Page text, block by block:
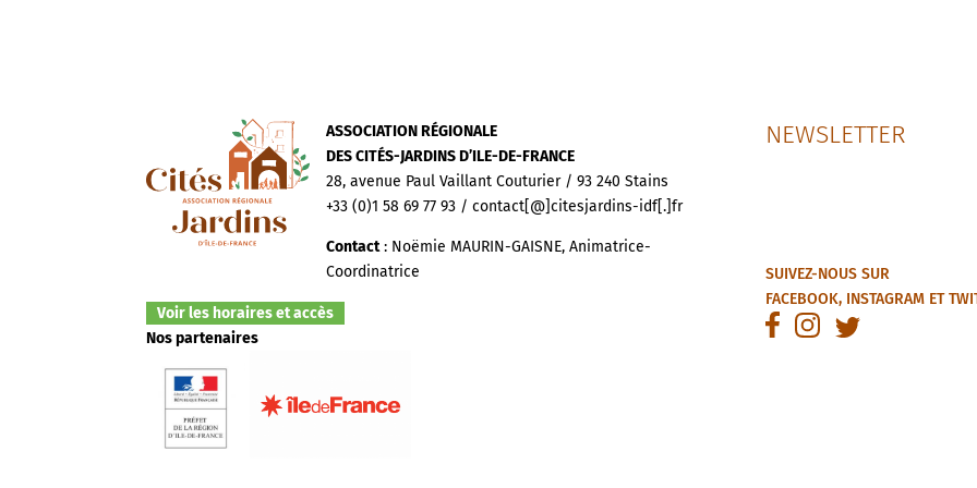
ASSOCIATION RÉGIONALE
DES CITÉS-JARDINS D’ILE-DE-FRANCE
28, avenue Paul Vaillant Couturier / 93 240 Stains
+33 (0)1 58 69 77 93 / contact[@]citesjardins-idf[.]fr
Contact: Noëmie MAURIN-GAISNE, Animatrice-
Coordinatrice
Voir les horaires et accès
Nos partenaires
NEWSLETTER
SUIVEZ-NOUS SUR
FACEBOOK, INSTAGRAMET